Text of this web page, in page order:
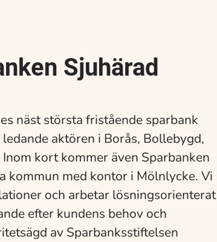
Sjuhärad
näst största fristående sparbank
aktören i Borås, Bollebygd,
kort kommer även Sparbanken
kommun med kontor i Mölnlycke. Vi
och arbetar lösningsorienterat
efter kundens behov och
av Sparbanksstiftelsen